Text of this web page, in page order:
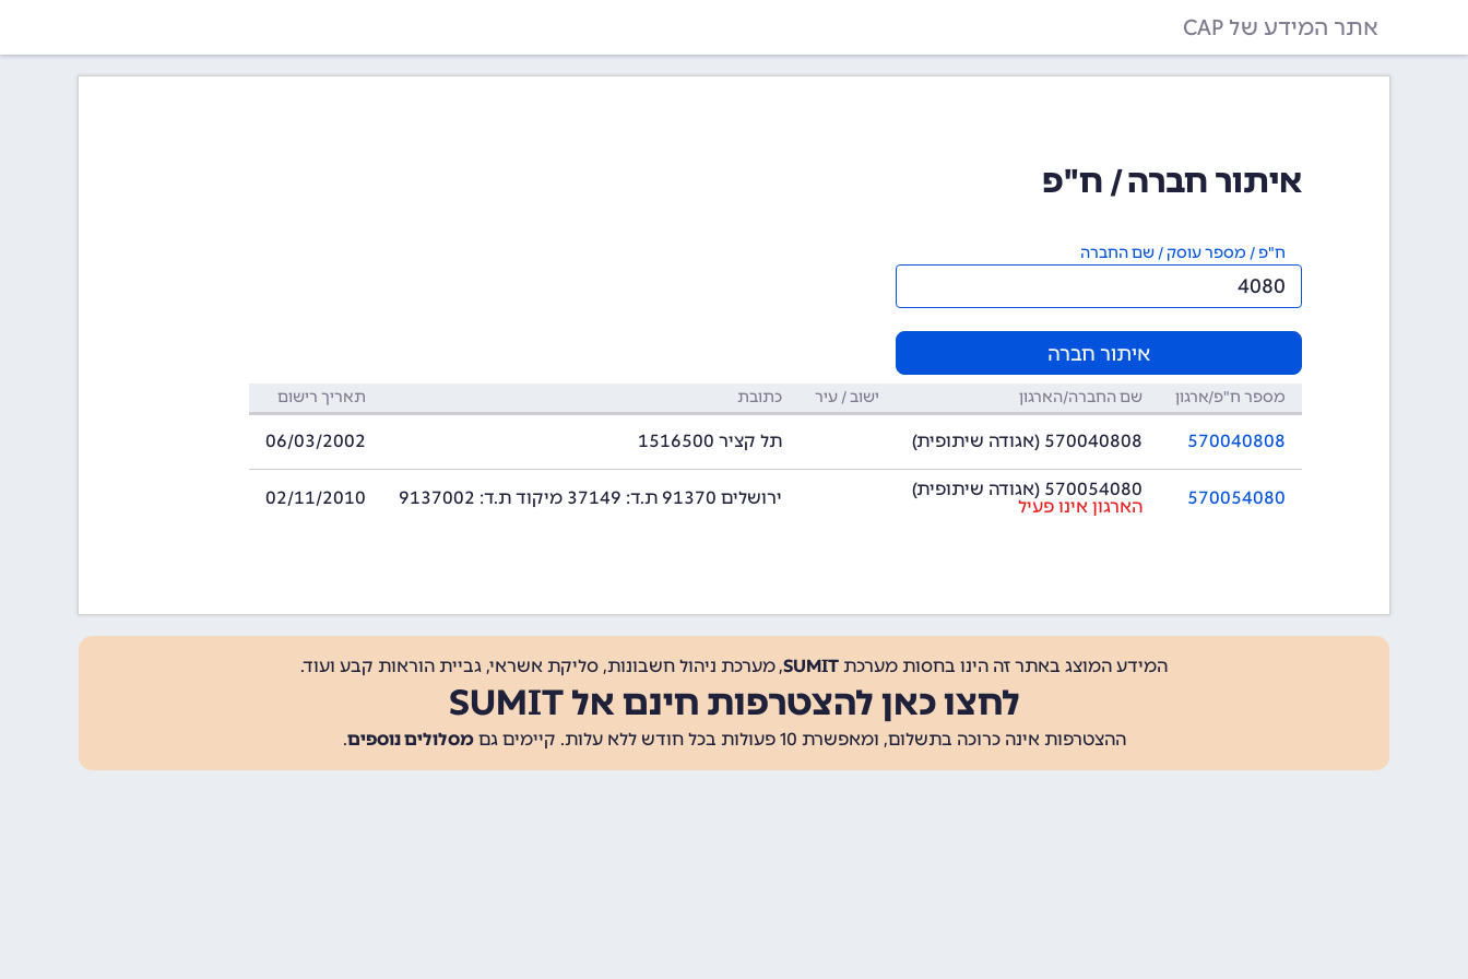
אתר המידע של CAP
איתור חברה / ח"פ
ח"פ / מספר עוסק / שם החברה
איתור חברה
מספר ח"פ/ארגון שם החברה/הארגון ישוב / עיר כתובת תאריך רישום
570040808 570040808 (אגודה שיתופית) תל קציר 1516500 06/03/2002
570054080
570054080 (אגודה שיתופית)
הארגון אינו פעיל
ירושלים 91370 ת.ד: 37149 מיקוד ת.ד: 9137002 02/11/2010
המידע המוצג באתר זה הינו בחסות מערכת SUMIT, מערכת ניהול חשבונות, סליקת אשראי, גביית הוראות קבע ועוד.
לחצו כאן להצטרפות חינם אל SUMIT
ההצטרפות אינה כרוכה בתשלום, ומאפשרת 10 פעולות בכל חודש ללא עלות. קיימים גם מסלולים נוספים.